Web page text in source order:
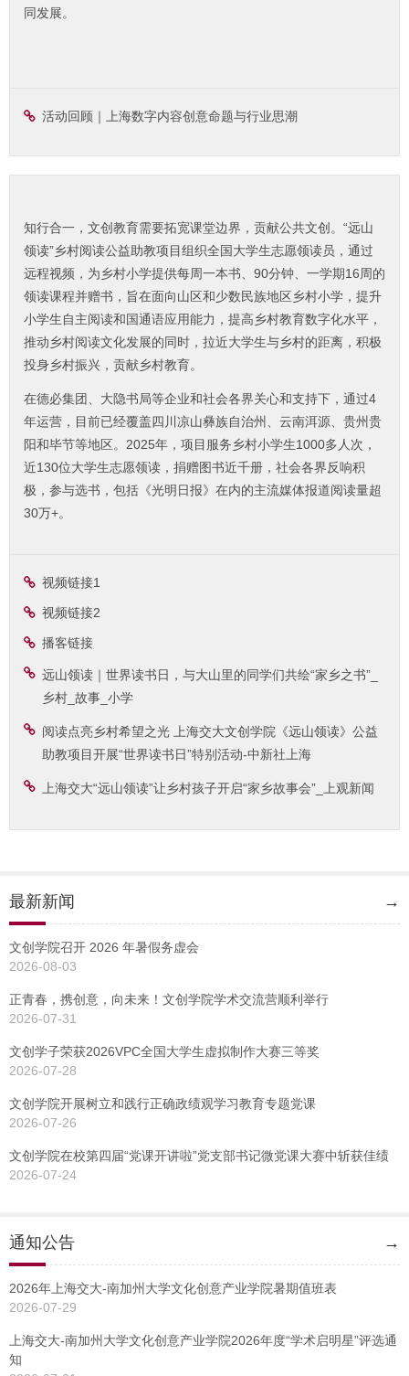
同发展。
活动回顾｜上海数字内容创意命题与行业思潮
知行合一，文创教育需要拓宽课堂边界，贡献公共文创。“远山
领读”乡村阅读公益助教项目组织全国大学生志愿领读员，通过
远程视频，为乡村小学提供每周一本书、90分钟、一学期16周的
领读课程并赠书，旨在面向山区和少数民族地区乡村小学，提升
小学生自主阅读和国通语应用能力，提高乡村教育数字化水平，
推动乡村阅读文化发展的同时，拉近大学生与乡村的距离，积极
投身乡村振兴，贡献乡村教育。
在德必集团、大隐书局等企业和社会各界关心和支持下，通过4
年运营，目前已经覆盖四川凉山彝族自治州、云南洱源、贵州贵
阳和毕节等地区。2025年，项目服务乡村小学生1000多人次，
近130位大学生志愿领读，捐赠图书近千册，社会各界反响积
极，参与选书，包括《光明日报》在内的主流媒体报道阅读量超
30万+。
视频链接1
视频链接2
播客链接
远山领读｜世界读书日，与大山里的同学们共绘“家乡之书”_
乡村_故事_小学
阅读点亮乡村希望之光 上海交大文创学院《远山领读》公益
助教项目开展“世界读书日”特别活动-中新社上海
上海交大“远山领读”让乡村孩子开启“家乡故事会”_上观新闻
最新新闻 →
文创学院召开 2026 年暑假务虚会
2026-08-03
正青春，携创意，向未来！文创学院学术交流营顺利举行
2026-07-31
文创学子荣获2026VPC全国大学生虚拟制作大赛三等奖
2026-07-28
文创学院开展树立和践行正确政绩观学习教育专题党课
2026-07-26
文创学院在校第四届“党课开讲啦”党支部书记微党课大赛中斩获佳绩
2026-07-24
通知公告 →
2026年上海交大-南加州大学文化创意产业学院暑期值班表
2026-07-29
上海交大-南加州大学文化创意产业学院2026年度“学术启明星”评选通
知